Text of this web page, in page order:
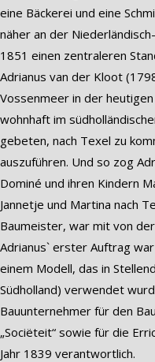
eine Bäckerei und eine
näher an der
1851 einen zentraleren
Adrianus van der Kloot
Vossenmeer in der
wohnhaft im
gebeten, nach Texel zu
auszuführen. Und so zog
Dominé und ihren Kindern
Jannetje und Martina nach
Baumeister, war mit von
Adrianus` erster Auftrag
einem Modell, das in
Südholland) verwendet
Bauunternehmer für den
„Sociëteit“ sowie für die
Jahr 1839 verantwortlich.